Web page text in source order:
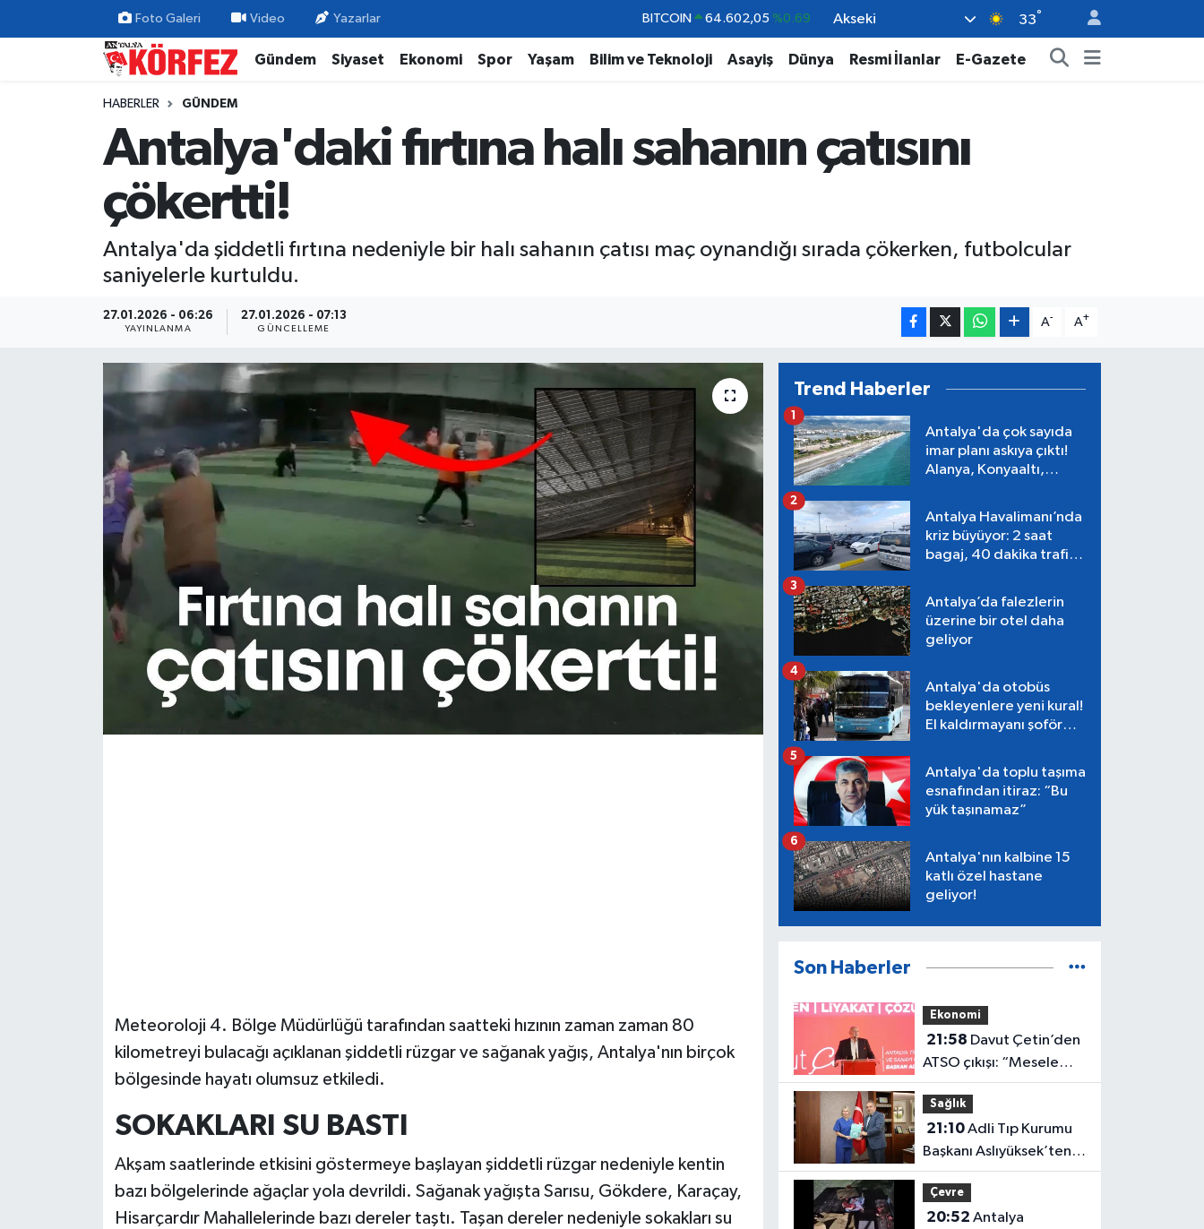
Foto Galeri Video Yazarlar DOLAR 47,5986 %0.06
EURO 55,0700 %0.1
BİST100 13.768 %48
Akseki 33°
Gündem Siyaset Ekonomi Spor Yaşam Bilim ve Teknoloji Asayiş Dünya Resmi İlanlar E-Gazete
HABERLER GÜNDEM
Antalya'daki fırtına halı sahanın çatısını
çökertti!
Antalya'da şiddetli fırtına nedeniyle bir halı sahanın çatısı maç oynandığı sırada çökerken, futbolcular
saniyelerle kurtuldu.
27.01.2026 - 06:26
YAYINLANMA
27.01.2026 - 07:13
GÜNCELLEME
A- A+
Meteoroloji 4. Bölge Müdürlüğü tarafından saatteki hızının zaman zaman 80
kilometreyi bulacağı açıklanan şiddetli rüzgar ve sağanak yağış, Antalya'nın birçok
bölgesinde hayatı olumsuz etkiledi.
SOKAKLARI SU BASTI
Akşam saatlerinde etkisini göstermeye başlayan şiddetli rüzgar nedeniyle kentin
bazı bölgelerinde ağaçlar yola devrildi. Sağanak yağışta Sarısu, Gökdere, Karaçay,
Hisarçardır Mahallelerinde bazı dereler taştı. Taşan dereler nedeniyle sokakları su
Trend Haberler
Antalya'da çok sayıda
imar planı askıya çıktı!
Alanya, Konyaaltı,
1
Antalya Havalimanı’nda
kriz büyüyor: 2 saat
bagaj, 40 dakika trafik,
2
Antalya’da falezlerin
üzerine bir otel daha
geliyor
3
Antalya'da otobüs
bekleyenlere yeni kural!
El kaldırmayanı şoför
4
Antalya'da toplu taşıma
esnafından itiraz: “Bu
yük taşınamaz”
5
Antalya'nın kalbine 15
katlı özel hastane
geliyor!
6
Son Haberler
Ekonomi
21:58
ATSO çıkışı: “Mesele
Antalya’nın geleceği”
Sağlık
21:10Adli Tıp Kurumu
Başkanı Aslıyüksek’ten
Rektör Özkan'a davet
Çevre
20:52
Gündem
Yerel Yönetim
Ekonomi
Magazin
Kültür ve Sanat
Nöbetçi Eczaneler
Trafik Durumu
Süper Lig Puan Durumu ve Fikstür
Tüm Manşetler